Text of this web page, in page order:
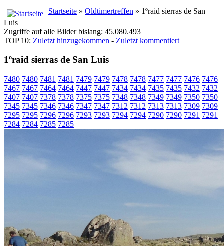
Startseite » Oldtimertreffen » 1ºraid sierras de San
Luis
Zugriffe auf alle Bilder bislang: 45.080.493
TOP 10: Zuletzt hinzugekommen - Zuletzt kommentiert
1ºraid sierras de San Luis
7480 7480 7481 7481 7479 7479 7478 7478 7477 7477 7476 7476
7467 7467 7464 7464 7447 7447 7434 7434 7435 7435 7432 7432
7407 7407 7378 7378 7375 7375 7348 7348 7349 7349 7350 7350
7345 7345 7346 7346 7347 7347 7312 7312 7313 7313 7309 7309
7295 7295 7296 7296 7293 7293 7294 7294 7290 7290 7291 7291
7284 7284 7285 7285